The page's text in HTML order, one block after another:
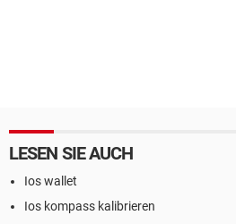
LESEN SIE AUCH
Ios wallet
Ios kompass kalibrieren